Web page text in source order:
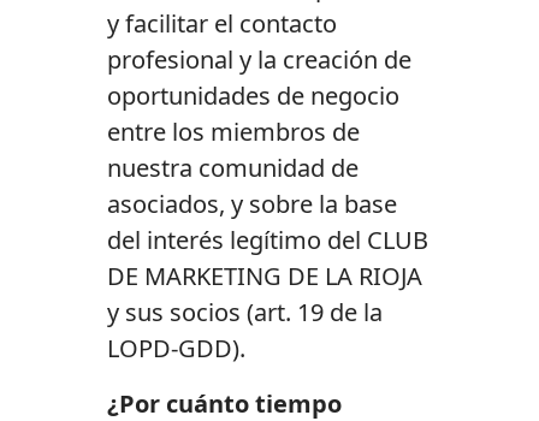
y facilitar el contacto
profesional y la creación de
oportunidades de negocio
entre los miembros de
nuestra comunidad de
asociados, y sobre la base
del interés legítimo del CLUB
DE MARKETING DE LA RIOJA
y sus socios (art. 19 de la
LOPD-GDD).
¿Por cuánto tiempo